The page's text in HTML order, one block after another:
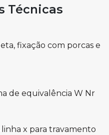
Técnicas
fixação com porcas e
de equivalência W Nr
x para travamento